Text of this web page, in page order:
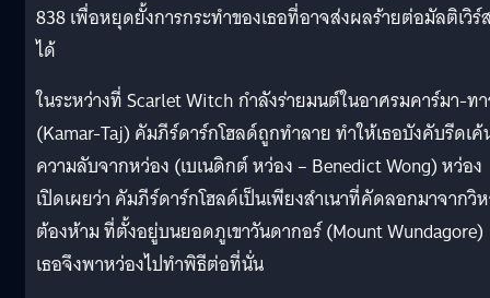
838 เพื่อหยุดยั้งการกระทำของเธอที่อาจส่งผลร้ายต่อมัลติเวิร์
ได้
ในระหว่างที่ Scarlet Witch กำลังร่ายมนต์ในอาศรมคาร์มา-ท
(Kamar-Taj) คัมภีร์ดาร์กโฮลด์ถูกทำลาย ทำให้เธอบังคับรีดเค้
ความลับจากหว่อง (เบเนดิกต์ หว่อง – Benedict Wong) หว่อง
เปิดเผยว่า คัมภีร์ดาร์กโฮลด์เป็นเพียงสำเนาที่คัดลอกมาจากวิ
ต้องห้าม ที่ตั้งอยู่บนยอดภูเขาวันดากอร์ (Mount Wundagore)
เธอจึงพาหว่องไปทำพิธีต่อที่นั่น